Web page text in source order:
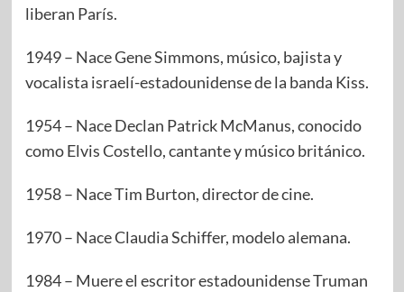
liberan París.
1949 – Nace Gene Simmons, músico, bajista y
vocalista israelí-estadounidense de la banda Kiss.
1954 – Nace Declan Patrick McManus, conocido
como Elvis Costello, cantante y músico británico.
1958 – Nace Tim Burton, director de cine.
1970 – Nace Claudia Schiffer, modelo alemana.
1984 – Muere el escritor estadounidense Truman